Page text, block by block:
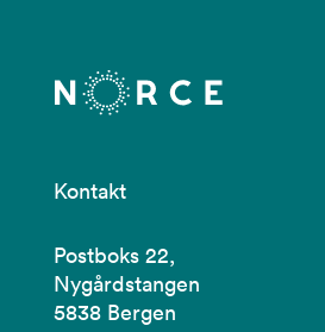
Kontakt
Postboks 22,
Nygårdstangen
5838 Bergen